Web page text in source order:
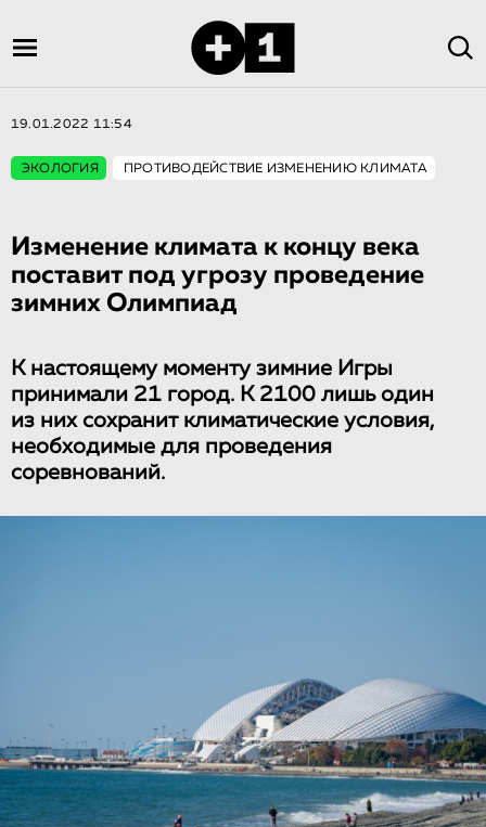
19.01.2022 11:54
ЭКОЛОГИЯ ПРОТИВОДЕЙСТВИЕ ИЗМЕНЕНИЮ КЛИМАТА
Изменение климата к концу века
поставит под угрозу проведение
зимних Олимпиад
К настоящему моменту зимние Игры
принимали 21 город. К 2100 лишь один
из них сохранит климатические условия,
необходимые для проведения
соревнований.